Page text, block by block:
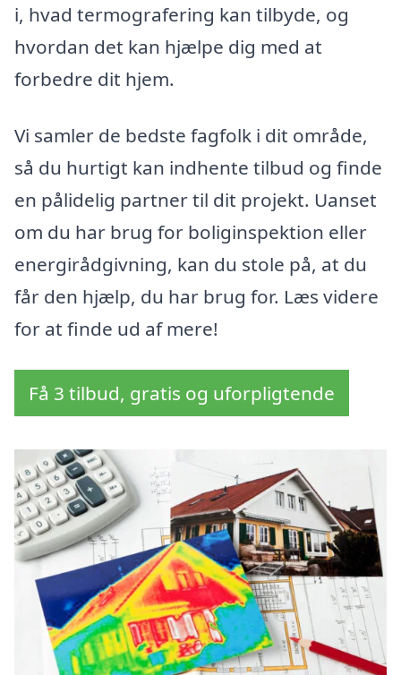
i, hvad termografering kan tilbyde, og
hvordan det kan hjælpe dig med at
forbedre dit hjem.
Vi samler de bedste fagfolk i dit område,
så du hurtigt kan indhente tilbud og finde
en pålidelig partner til dit projekt. Uanset
om du har brug for boliginspektion eller
energirådgivning, kan du stole på, at du
får den hjælp, du har brug for. Læs videre
for at finde ud af mere!
Få 3 tilbud, gratis og uforpligtende